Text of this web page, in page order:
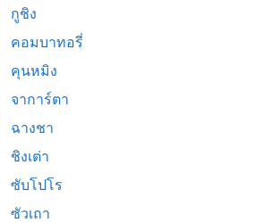
กูชิง
คอมบาทอรี่
คุนหมิง
จาการ์ตา
ฉางชา
ชิงเต่า
ซับโปโร
ซัวเถา